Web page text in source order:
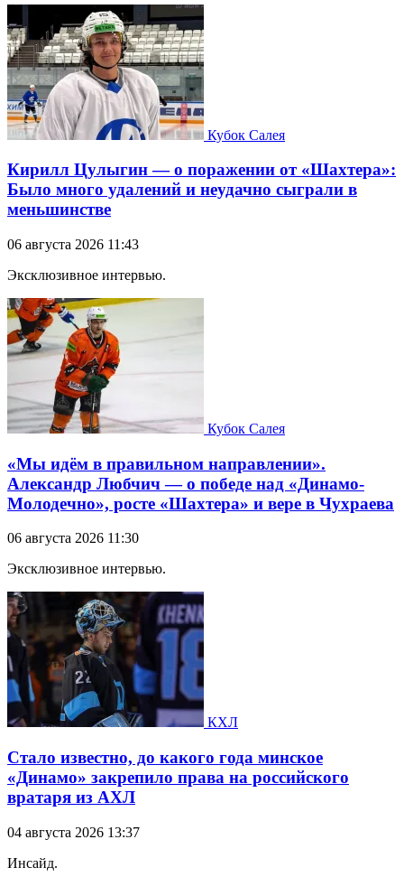
Кубок Салея
Кирилл Цулыгин — о поражении от «Шахтера»:
Было много удалений и неудачно сыграли в
меньшинстве
06 августа 2026 11:43
Эксклюзивное интервью.
Кубок Салея
«Мы идём в правильном направлении».
Александр Любчич — о победе над «Динамо-
Молодечно», росте «Шахтера» и вере в Чухраева
06 августа 2026 11:30
Эксклюзивное интервью.
КХЛ
Стало известно, до какого года минское
«Динамо» закрепило права на российского
вратаря из АХЛ
04 августа 2026 13:37
Инсайд.